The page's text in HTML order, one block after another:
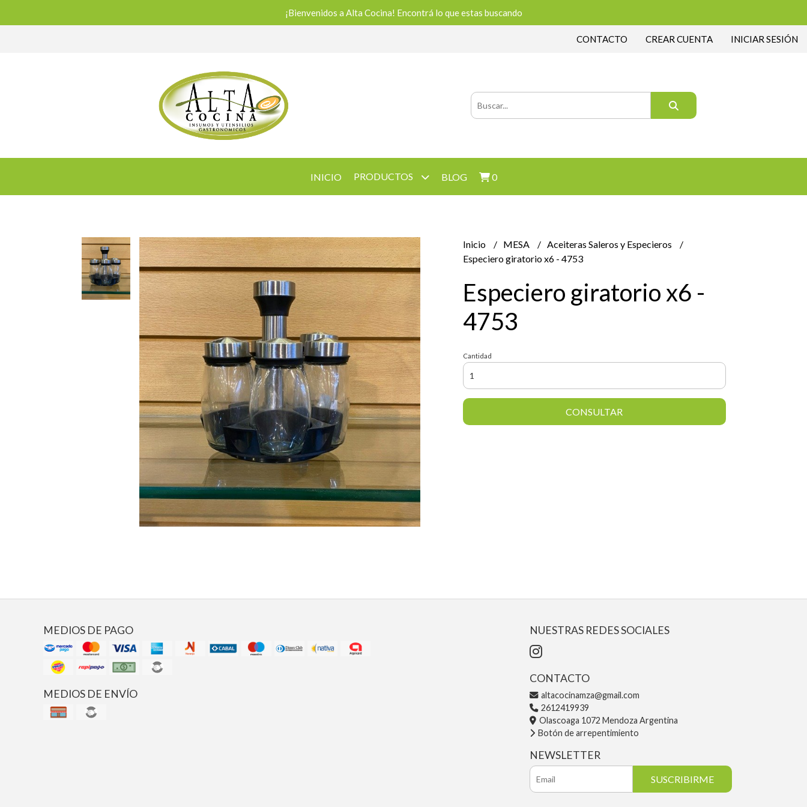
¡Bienvenidos a Alta Cocina! Encontrá lo que estas buscando
CONTACTO CREAR CUENTA INICIAR SESIÓN
INICIO PRODUCTOS BLOG 0
Inicio MESA
Aceiteras Saleros y Especieros
Especiero giratorio x6 - 4753
Especiero giratorio x6 -
4753
Cantidad
CONSULTAR
MEDIOS DE PAGO
MEDIOS DE ENVÍO
NUESTRAS REDES SOCIALES
CONTACTO
altacocinamza@gmail.com
2612419939
Olascoaga 1072 Mendoza Argentina
Botón de arrepentimiento
NEWSLETTER
SUSCRIBIRME